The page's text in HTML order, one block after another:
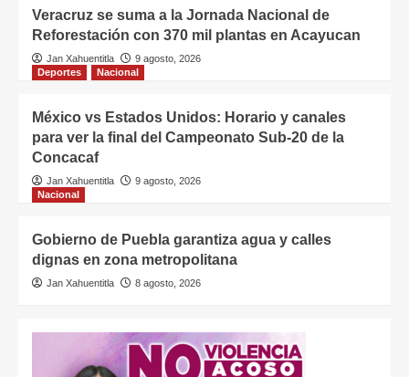
Veracruz se suma a la Jornada Nacional de
Reforestación con 370 mil plantas en Acayucan
Jan Xahuentitla
9 agosto, 2026
Deportes
Nacional
México vs Estados Unidos: Horario y canales
para ver la final del Campeonato Sub-20 de la
Concacaf
Jan Xahuentitla
9 agosto, 2026
Nacional
Gobierno de Puebla garantiza agua y calles
dignas en zona metropolitana
Jan Xahuentitla 8 agosto, 2026